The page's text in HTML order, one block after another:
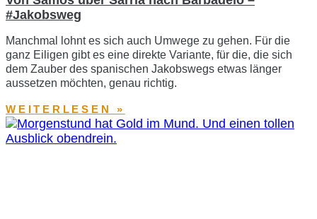
#Jakobsweg
Manchmal lohnt es sich auch Umwege zu gehen. Für die
ganz Eiligen gibt es eine direkte Variante, für die, die sich
dem Zauber des spanischen Jakobswegs etwas länger
aussetzen möchten, genau richtig.
WEITERLESEN »